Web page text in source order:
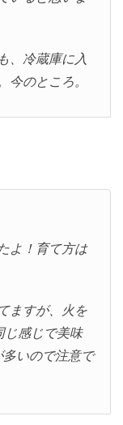
、冷蔵庫に入
のところ。
よ！育て方は
ますが、火を
じ感じで美味
いので注意で